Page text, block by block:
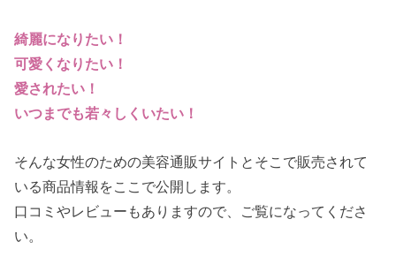
綺麗になりたい！
可愛くなりたい！
愛されたい！
いつまでも若々しくいたい！
そんな女性のための美容通販サイトとそこで販売されて
いる商品情報をここで公開します。
口コミやレビューもありますので、ご覧になってくださ
い。